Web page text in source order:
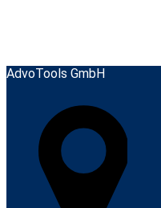
AdvoTools GmbH